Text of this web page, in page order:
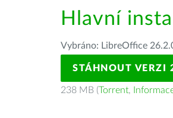
Hlavní
Vybráno: LibreOffice
STÁHNOUT VERZI
238 MB (Torrent,